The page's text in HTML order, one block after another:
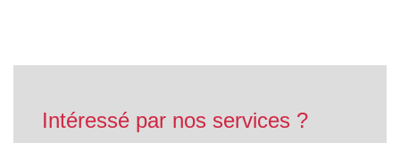
Intéressé par nos services ?